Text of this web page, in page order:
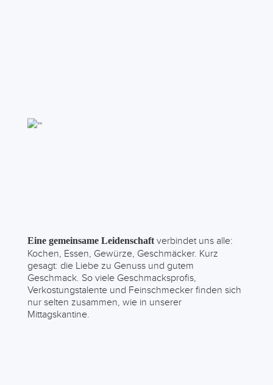
Eine gemeinsame Leidenschaftverbindet uns alle:
Kochen, Essen, Gewürze, Geschmäcker. Kurz
gesagt: die Liebe zu Genuss und gutem
Geschmack. So viele Geschmacksprofis,
Verkostungstalente und Feinschmecker finden sich
nur selten zusammen, wie in unserer
Mittagskantine.